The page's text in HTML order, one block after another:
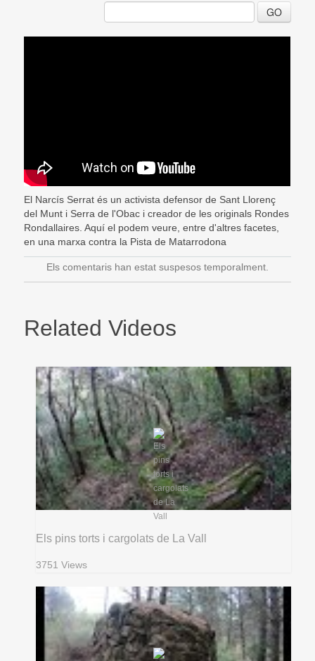
GO
El Narcís Serrat és un activista defensor de Sant Llorenç
del Munt i Serra de l'Obac i creador de les originals Rondes
Rondallaires. Aquí el podem veure, entre d'altres facetes,
en una marxa contra la Pista de Matarrodona
Els comentaris han estat suspesos temporalment.
Related Videos
Els pins torts i cargolats de La Vall
3751 Views